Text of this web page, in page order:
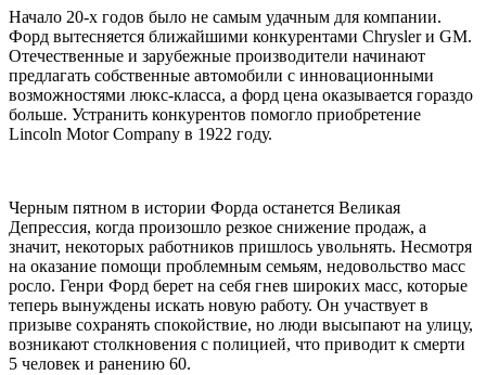
Начало 20-х годов было не самым удачным для компании.
Форд вытесняется ближайшими конкурентами Chrysler и GM.
Отечественные и зарубежные производители начинают
предлагать собственные автомобили с инновационными
возможностями люкс-класса, а форд цена оказывается гораздо
больше. Устранить конкурентов помогло приобретение
Lincoln Motor Company в 1922 году.
Черным пятном в истории Форда останется Великая
Депрессия, когда произошло резкое снижение продаж, а
значит, некоторых работников пришлось увольнять. Несмотря
на оказание помощи проблемным семьям, недовольство масс
росло. Генри Форд берет на себя гнев широких масс, которые
теперь вынуждены искать новую работу. Он участвует в
призыве сохранять спокойствие, но люди высыпают на улицу,
возникают столкновения с полицией, что приводит к смерти
5 человек и ранению 60.